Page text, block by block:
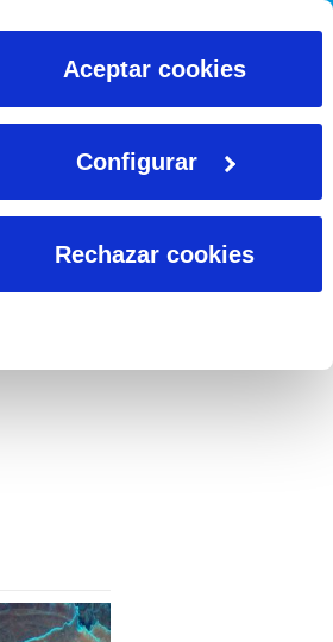
Aceptar cookies
Configurar
Rechazar cookies